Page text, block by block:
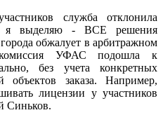
служба отклонила
я выделяю - ВСЕ решения
обжалует в арбитражном
УФАС подошла к
без учета конкретных
объектов заказа. Например,
лицензии у участников
Синьков.